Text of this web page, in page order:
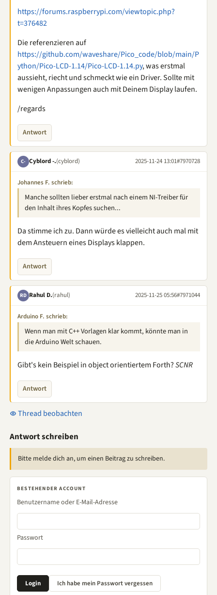
https://forums.raspberrypi.com/viewtopic.php?
t=376482
Die referenzieren auf
https://github.com/waveshare/Pico_code/blob/main/P
ython/Pico-LCD-1.14/Pico-LCD-1.14.py, was erstmal
aussieht, riecht und schmeckt wie ein Driver. Sollte mit
wenigen Anpassungen auch mit Deinem Display laufen.
/regards
Antwort
C- Cyblord -.(cyblord) 2025-11-24 13:01#7970728
Johannes F. schrieb:
Manche sollten lieber erstmal nach einem NI-Treiber für
den Inhalt ihres Kopfes suchen...
Da stimme ich zu. Dann würde es vielleicht auch mal mit
dem Ansteuern eines Displays klappen.
Antwort
RD Rahul D.(rahul) 2025-11-25 05:56#7971044
Arduino F. schrieb:
Wenn man mit C++ Vorlagen klar kommt, könnte man in
die Arduino Welt schauen.
Gibt's kein Beispiel in object orientiertem Forth?SCNR
Antwort
Thread beobachten
Antwort schreiben
Bitte melde dich an, um einen Beitrag zu schreiben.
BESTEHENDER ACCOUNT
Benutzername oder E-Mail-Adresse
Passwort